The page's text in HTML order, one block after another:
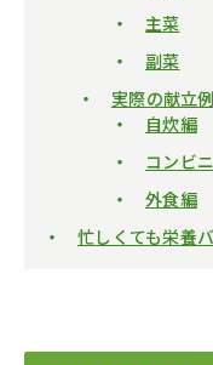
主菜
副菜
実際の献立例
自炊編
コンビ
外食編
忙しくても栄養